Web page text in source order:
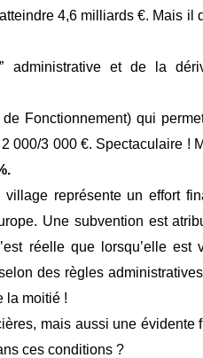
4,6 milliards €. Mais il
administrative et de la
Fonctionnement) qui
000/3 000 €. Spectaculaire !
.
représente un effort
Une subvention est
réelle que lorsqu’elle est
des règles
la moitié !
mais aussi une évidente
ces conditions ?